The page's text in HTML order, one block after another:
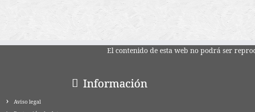
El contenido de esta web no podrá ser
Información
Aviso legal